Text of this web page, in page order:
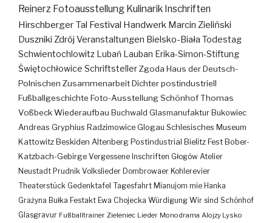
Reinerz Fotoausstellung Kulinarik Inschriften
Hirschberger Tal Festival Handwerk Marcin Zieliński
Duszniki Zdrój Veranstaltungen Bielsko-Biała Todestag
Schwientochlowitz Lubań Lauban Erika-Simon-Stiftung
Świętochłowice SchriftstellerZgoda Haus der Deutsch-
Polnischen ZusammenarbeitDichterpostindustriell
Fußballgeschichte Foto-AusstellungSchönhofThomas
VoßbeckWiederaufbau Buchwald Glasmanufaktur Bukowiec
Andreas Gryphius Radzimowice Glogau Schlesisches Museum
Kattowitz Beskiden Altenberg Postindustrial Bielitz Fest Bober-
Katzbach-Gebirge Vergessene Inschriften Głogów Atelier
Neustadt Prudnik Volkslieder Dombrowaer Kohlerevier
Theaterstück Gedenktafel Tagesfahrt Mianujom mie Hanka
Grażyna Bułka Festakt Ewa Chojecka Würdigung Wir sind Schönhof
Glasgravur Fußballtrainer Zieleniec Lieder Monodrama Alojzy Lysko